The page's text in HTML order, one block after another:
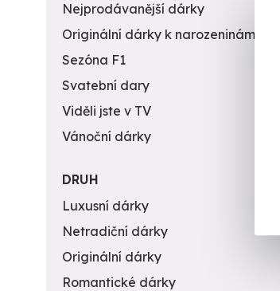
Nejprodávanější dárky
Originální dárky k narozeninám
Sezóna F1
Svatební dary
Viděli jste v TV
Vánoční dárky
DRUH
Luxusní dárky
Netradiční dárky
Originální dárky
Romantické dárky